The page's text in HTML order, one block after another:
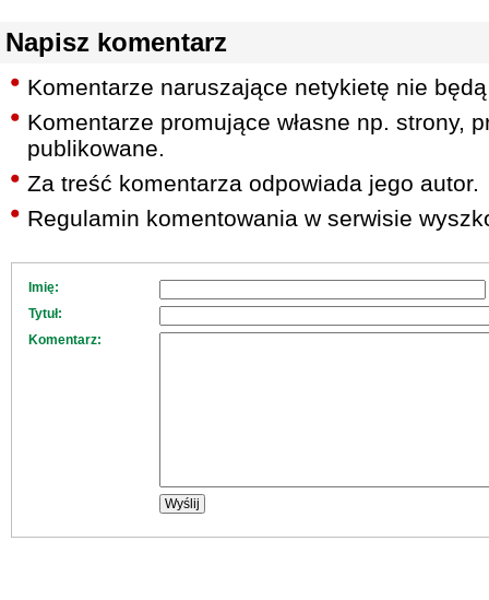
Napisz komentarz
Komentarze naruszające netykietę nie
Komentarze promujące własne np. strony,
publikowane.
Za treść komentarza odpowiada jego autor.
Regulamin komentowania w serwisie
Imię:
Tytuł:
Komentarz: